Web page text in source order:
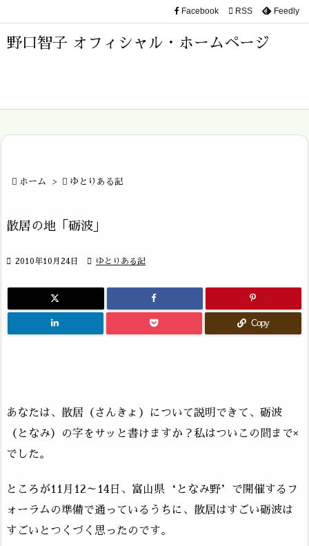
野口智子 オフィシャル・ホームページ

前へ

Facebook  RSS Feedly
 ホーム >  ゆとりある記
散居の地「砺波」
 2010年10月24日  ゆとりある記
Copy
あなたは、散居（さんきょ）について説明できて、砺波
（となみ）の字をサッと書けますか？私はついこの間まで×
でした。
ところが11月12～14日、富山県‘となみ野’で開催するフ
ォーラムの準備で通っているうちに、散居はすごい砺波は
すごいとつくづく思ったのです。